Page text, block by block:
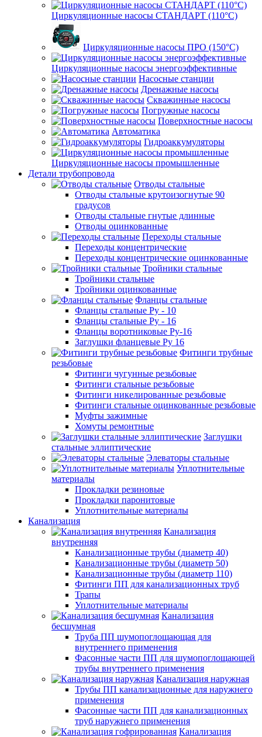
Циркуляционные насосы СТАНДАРТ (110°C)
Циркуляционные насосы ПРО (150°C)
Циркуляционные насосы энергоэффективные
Насосные станции
Дренажные насосы
Скважинные насосы
Погружные насосы
Поверхностные насосы
Автоматика
Гидроаккумуляторы
Циркуляционные насосы промышленные
Детали трубопровода
Отводы стальные
Отводы стальные крутоизогнутые 90
градусов
Отводы стальные гнутые длинные
Отводы оцинкованные
Переходы стальные
Переходы концентрические
Переходы концентрические оцинкованные
Тройники стальные
Тройники стальные
Тройники оцинкованные
Фланцы стальные
Фланцы стальные Ру - 10
Фланцы стальные Ру - 16
Фланцы воротниковые Ру-16
Заглушки фланцевые Ру 16
Фитинги трубные
резьбовые
Фитинги чугунные резьбовые
Фитинги стальные резьбовые
Фитинги никелированные резьбовые
Фитинги стальные оцинкованные резьбовые
Муфты зажимные
Хомуты ремонтные
Заглушки
стальные эллиптические
Элеваторы стальные
Уплотнительные
материалы
Прокладки резиновые
Прокладки паронитовые
Уплотнительные материалы
Канализация
Канализация
внутренняя
Канализационные трубы (диаметр 40)
Канализационные трубы (диаметр 50)
Канализационные трубы (диаметр 110)
Фитинги ПП для канализационных труб
Трапы
Уплотнительные материалы
Канализация
бесшумная
Труба ПП шумопоглощающая для
внутреннего применения
Фасонные части ПП для шумопоглощающей
трубы внутреннего применения
Канализация наружная
Трубы ПП канализационные для наружнего
применения
Фасонные части ПП для канализационных
труб наружнего применения
Канализация